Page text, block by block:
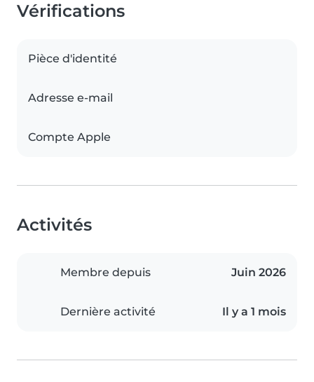
Vérifications
Pièce d'identité
Adresse e-mail
Compte Apple
Activités
Membre depuis Juin 2026
Dernière activité Il y a 1 mois